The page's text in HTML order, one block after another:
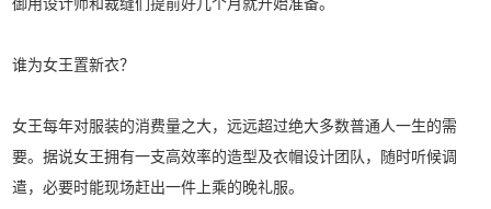
御用设计师和裁缝们提前好几个月就开始准备。
谁为女王置新衣？
女王每年对服装的消费量之大，远远超过绝大多数普通人一生的需
要。据说女王拥有一支高效率的造型及衣帽设计团队，随时听候调
遣，必要时能现场赶出一件上乘的晚礼服。